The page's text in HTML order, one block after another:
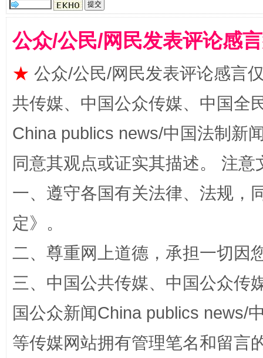
“蜀中异人”王建安的艺术幻境
公众/公民/网民发表评论感
★ 公众/公民/网民发表评论感言
共传媒、中国公众传媒、中国全
China publics news/中国法制新
同意其观点或证实其描述。 注
一、遵守各国有关法律、法规，
定》。
二、尊重网上道德，承担一切因
三、中国公共传媒、中国公众传
国公众新闻China publics news/
等传媒网站拥有管理笔名和留言